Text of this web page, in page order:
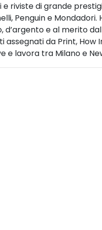
riviste di grande
Penguin e
d’argento e al merito
assegnati da Print, How
e lavora tra Milano e